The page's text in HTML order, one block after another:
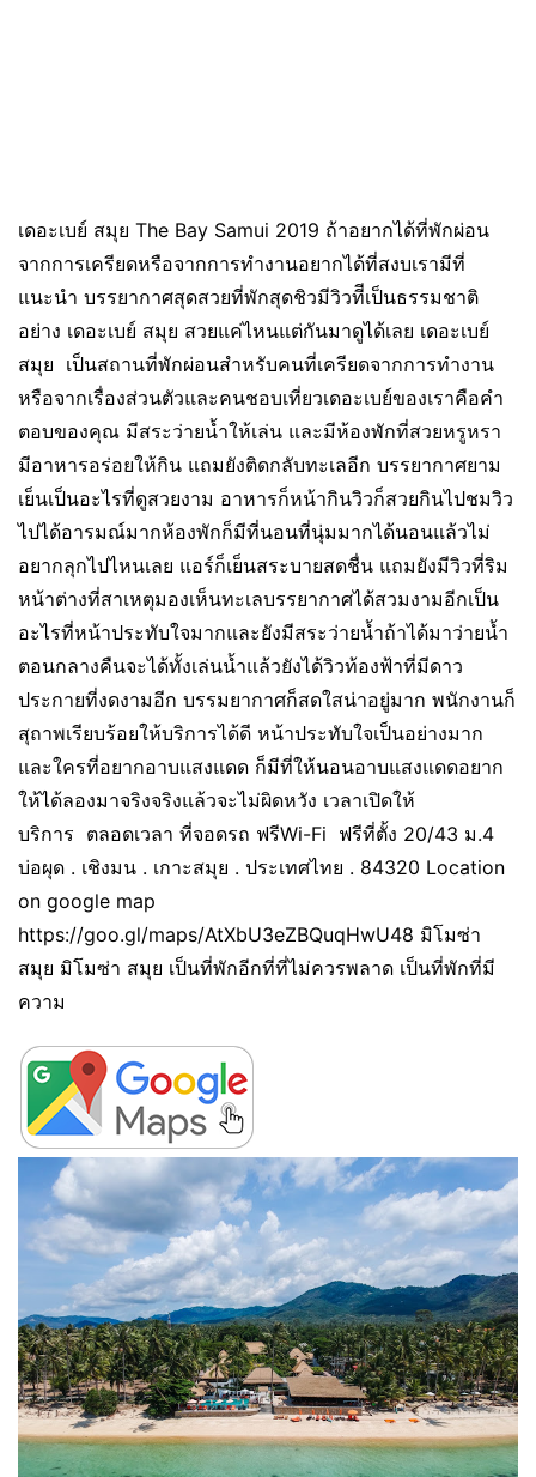
เดอะเบย์ สมุย The Bay Samui 2019 ถ้าอยากได้ที่พักผ่อน
จากการเครียดหรือจากการทำงานอยากได้ที่สงบเรามีที่
แนะนำ บรรยากาศสุดสวยที่พักสุดชิวมีวิวทีีเป็นธรรมชาติ
อย่าง เดอะเบย์ สมุย สวยแค่ไหนแต่กันมาดูได้เลย เดอะเบย์
สมุย เป็นสถานที่พักผ่อนสำหรับคนที่เครียดจากการทำงาน
หรือจากเรื่องส่วนตัวและคนชอบเที่ยวเดอะเบย์ของเราคือคำ
ตอบของคุณ มีสระว่ายน้ำให้เล่น และมีห้องพักที่สวยหรูหรา
มีอาหารอร่อยให้กิน แถมยังติดกลับทะเลอีก บรรยากาศยาม
เย็นเป็นอะไรที่ดูสวยงาม อาหารก็หน้ากินวิวก็สวยกินไปชมวิว
ไปได้อารมณ์มากห้องพักก็มีที่นอนที่นุ่มมากได้นอนแล้วไม่
อยากลุกไปไหนเลย แอร์ก็เย็นสระบายสดชื่น แถมยังมีวิวที่ริม
หน้าต่างที่สาเหตุมองเห็นทะเลบรรยากาศได้สวมงามอีกเป็น
อะไรที่หน้าประทับใจมากและยังมีสระว่ายน้ำถ้าได้มาว่ายน้ำ
ตอนกลางคืนจะได้ทั้งเล่นน้ำแล้วยังได้วิวท้องฟ้าที่มีดาว
ประกายที่งดงามอีก บรรมยากาศก็สดใสน่าอยู่มาก พนักงานก็
สุถาพเรียบร้อยให้บริการได้ดี หน้าประทับใจเป็นอย่างมาก
และใครที่อยากอาบแสงแดด ก็มีที่ให้นอนอาบแสงแดดอยาก
ให้ได้ลองมาจริงจริงแล้วจะไม่ผิดหวัง เวลาเปิดให้
บริการ ตลอดเวลา ที่จอดรถ ฟรีWi-Fi ฟรีที่ตั้ง 20/43 ม.4
บ่อผุด . เชิงมน . เกาะสมุย . ประเทศไทย . 84320 Location
on google map
https://goo.gl/maps/AtXbU3eZBQuqHwU48 มิโมซ่า
สมุย มิโมซ่า สมุย เป็นที่พักอีกที่ที่ไม่ควรพลาด เป็นที่พักที่มี
ความ